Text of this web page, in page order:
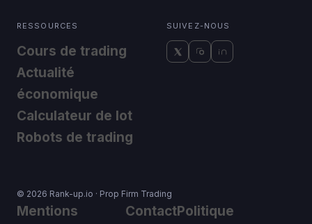
RESSOURCES
Cours de trading
Actualité
économique
Calculateur de lot
Robots de trading
SUIVEZ-NOUS
© 2026 Rank-up.io · Prop Firm Trading
Mentions
ContactPolitique